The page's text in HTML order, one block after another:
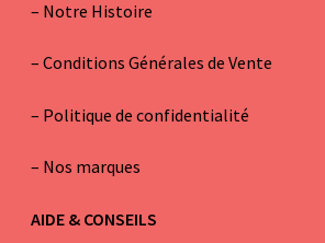
– Notre Histoire
– Conditions Générales de Vente
– Politique de confidentialité
– Nos marques
AIDE & CONSEILS